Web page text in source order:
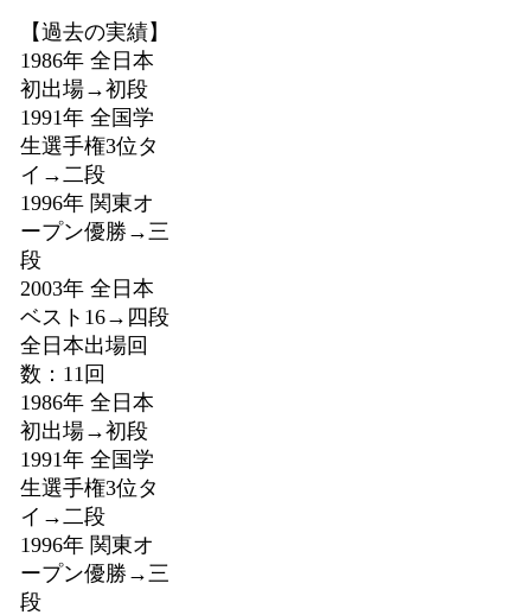
【過去の実績】
1986年 全日本
初出場→初段
1991年 全国学
生選手権3位タ
イ→二段
1996年 関東オ
ープン優勝→三
段
2003年 全日本
ベスト16→四段
全日本出場回
数：11回
1986年 全日本
初出場→初段
1991年 全国学
生選手権3位タ
イ→二段
1996年 関東オ
ープン優勝→三
段